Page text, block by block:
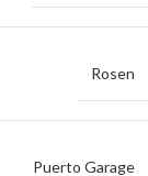
Rosen
Puerto Garage